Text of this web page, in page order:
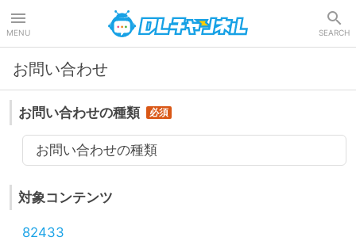
MENU SEARCH
お問い合わせ
お問い合わせの種類
お問い合わせの種類
対象コンテンツ
82433